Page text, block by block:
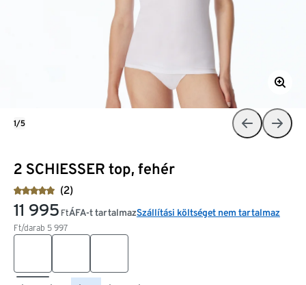
2 SCHIESSER top, fehér
(2)
11 995 Ft
Ft/darab 5 997
ÁFA-t tartalmazSzállítási költséget nem tartalmaz
1/5